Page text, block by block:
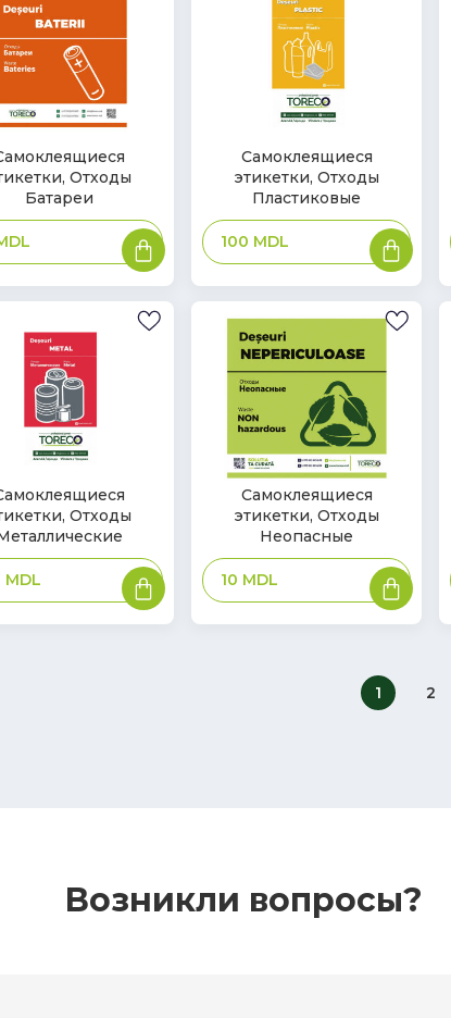
Отходы
Батареи
В
корзину
наличии
Самоклеящиеся
этикетки, Отходы
Пластиковые
100 MDL В
корзину
Отходы
MDL В
корзину
наличии
Самоклеящиеся
этикетки, Отходы
Неопасные
10 MDL В
корзину
1 2
Возникли вопросы?